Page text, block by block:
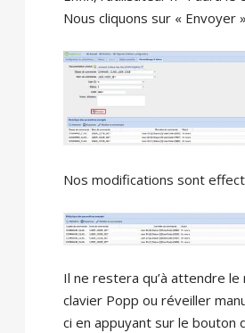
Nous cliquons sur « Envoyer
Nos modifications sont
Il ne restera qu’à attendre
clavier Popp ou réveiller
ci en appuyant sur le bouton